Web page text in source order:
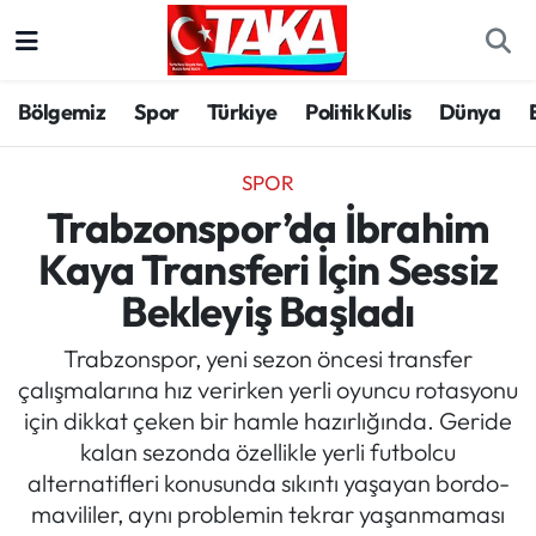
Bölgemiz Spor Türkiye Politik Kulis Dünya
SPOR
Trabzonspor’da İbrahim
Kaya Transferi İçin Sessiz
Bekleyiş Başladı
Trabzonspor, yeni sezon öncesi transfer
çalışmalarına hız verirken yerli oyuncu rotasyonu
için dikkat çeken bir hamle hazırlığında. Geride
kalan sezonda özellikle yerli futbolcu
alternatifleri konusunda sıkıntı yaşayan bordo-
mavililer, aynı problemin tekrar yaşanmaması
Spor
Türkiye
Kültür/Sanat
Politika
Politik Kulis
Dünya
Magazin
Trabzon Hava Durumu
Trabzon Trafik Yoğunluk Haritası
Süper Lig Puan Durumu ve Fikstür
Tüm Manşetler
Son Dakika Haberleri
Haber Arşivi